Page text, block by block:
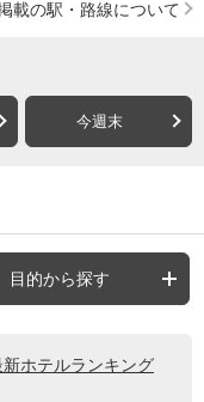
載の駅・路線について
今週末
目的から探す
ホテルランキング